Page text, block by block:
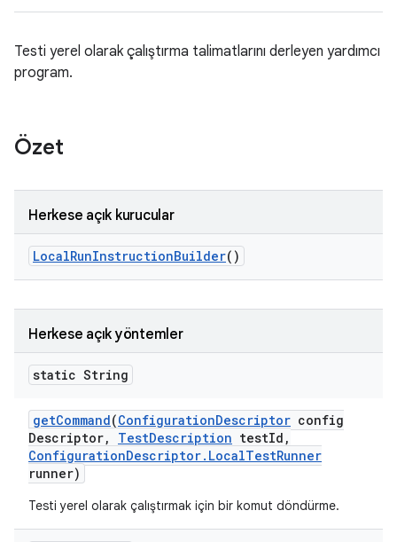
Testi yerel olarak çalıştırma talimatlarını derleyen yardımcı
program.
Özet
Herkese açık kurucular
LocalRunInstructionBuilder()
Herkese açık yöntemler
static String
getCommand(ConfigurationDescriptor config
Descriptor, TestDescription testId ,
ConfigurationDescriptor. LocalTestRunner
runner)
Testi yerel olarak çalıştırmak için bir komut döndürme.